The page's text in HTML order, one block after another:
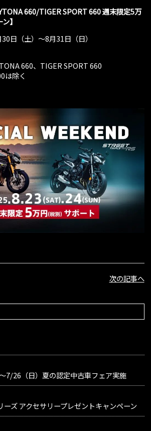
660/TIGER SPORT 660 週末限定5万
】
日（土）～8月31日（日）
660、TIGER SPORT 660
は除く
次の記事へ
7/26（日）夏の認定中古車フェア実施
ズ アクセサリープレゼントキャンペーン